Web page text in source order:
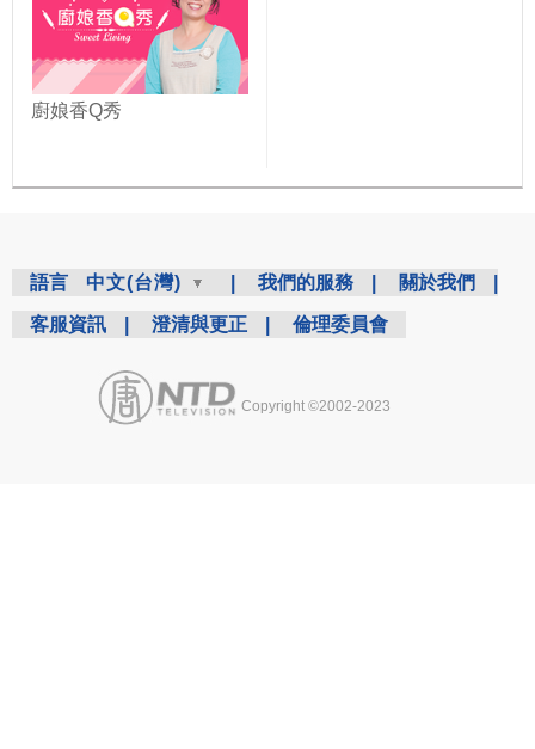
廚娘香Q秀
語言 中文(台灣) 我們的服務 關於我們
客服資訊 澄清與更正 倫理委員會
Copyright ©2002-2023